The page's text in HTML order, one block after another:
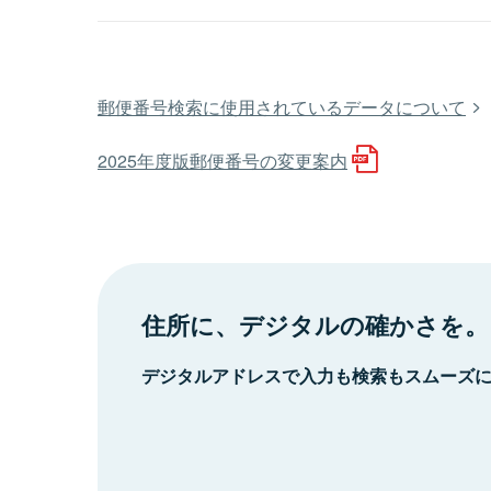
郵便番号検索に使用されているデータについて
2025年度版郵便番号の変更案内
住所に、デジタルの確かさを。
デジタルアドレスで入力も検索もスムーズ